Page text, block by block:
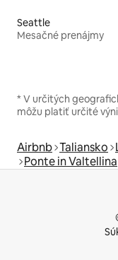
Seattle
Mesačné prenájmy
* V určitých
môžu platiť určité
Airbnb Taliansko
Ponte in Valtellina